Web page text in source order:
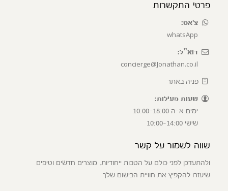
פרטי התקשרות
צ'אט:
whatsApp
דוא”ל:
concierge@Jonathan.co.il
פניה באתר
שעות פעילות:
ימים א-ה 10:00-18:00
שישי 10:00-14:00
שווה לשמור על קשר
ולהתעדכן לפני כולם על הטבות ייחודיות, מוצרים חדשים וטיפים
שיעזרו להקפיץ את חוויית הבישום שלך